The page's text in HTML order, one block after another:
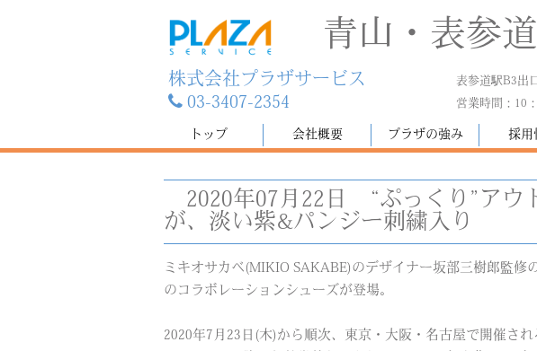
青山・表参
株式会社プラザサービス
03-3407-2354
表参道駅B3出
営業時間：10
トップ 会社概要 プラザの強み 採用
2020年07月22日
“ぷっくり”ア
が、淡い紫&パンジー刺繍入り
ミキオサカベ(MIKIO SAKABE)のデザイナー坂部三樹郎監修
のコラボレーションシューズが登場。
2020年7月23日(木)から順次、東京・大阪・名古屋で開催さ